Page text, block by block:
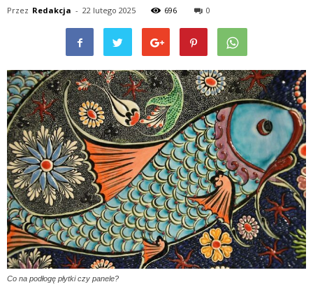
Przez Redakcja - 22 lutego 2025 696 0
Co na podłogę płytki czy panele?